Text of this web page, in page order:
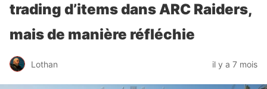
trading d’items dans ARC Raiders,
mais de manière réfléchie
Lothan il y a 7 mois